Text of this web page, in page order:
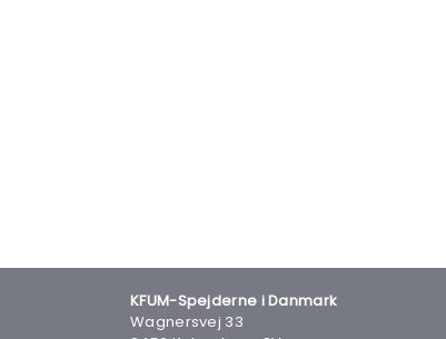
KFUM-Spejderne i Danmark
Wagnersvej 33